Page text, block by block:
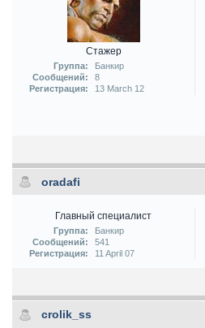
Стажер
Группа:
Банкир
Сообщений:
8
Регистрация:
13 March 12
oradafi
Главный специалист
Группа:
Банкир
Сообщений:
541
Регистрация:
11 April 07
crolik_ss